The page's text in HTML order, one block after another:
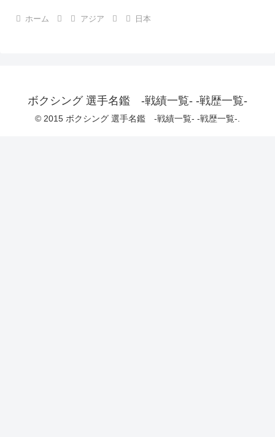
ホーム アジア 日本
ボクシング 選手名鑑 -戦績一覧- -戦歴一覧-
© 2015 ボクシング 選手名鑑 -戦績一覧- -戦歴一覧-.